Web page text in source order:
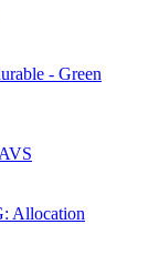
- Green
Allocation